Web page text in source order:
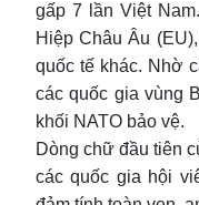
gấp 7 lần Việt
Hiệp Châu Âu
quốc tế khác. Nhờ
các quốc gia vùng
khối NATO bảo vệ.
Dòng chữ đầu tiên
các quốc gia hội